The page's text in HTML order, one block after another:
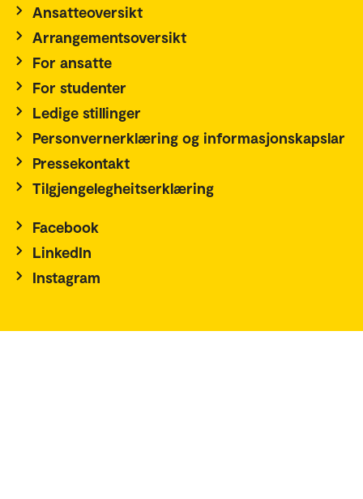
Ansatteoversikt
Arrangementsoversikt
For ansatte
For studenter
Ledige stillinger
Personvernerklæring og informasjonskapslar
Pressekontakt
Tilgjengelegheitserklæring
Facebook
LinkedIn
Instagram